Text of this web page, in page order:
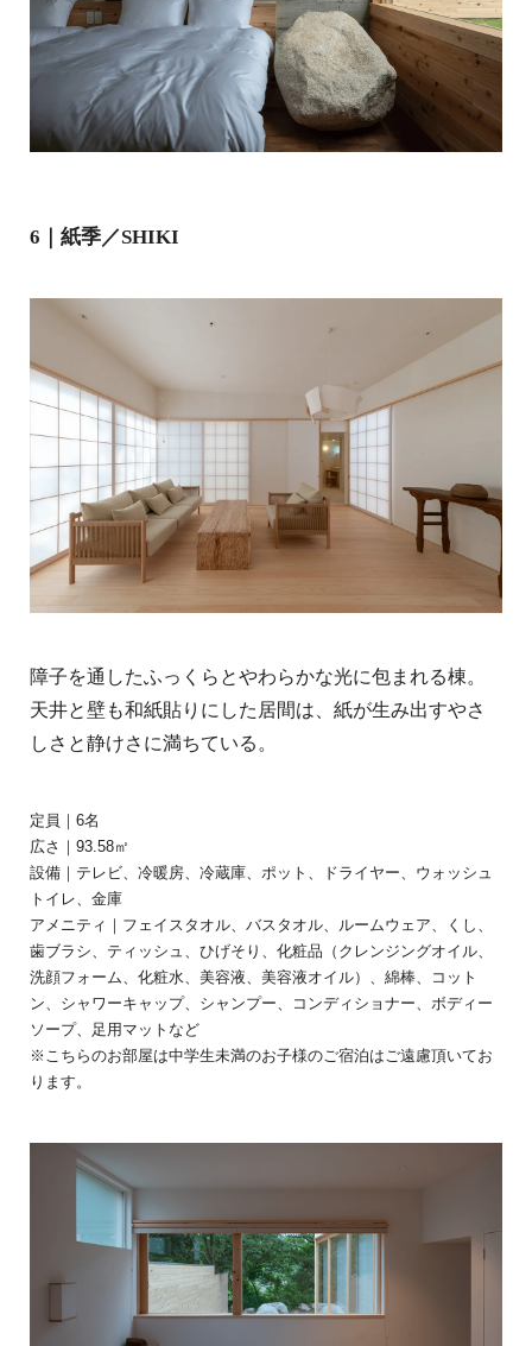
6｜紙季／SHIKI
障子を通したふっくらとやわらかな光に包まれる棟。
天井と壁も和紙貼りにした居間は、紙が生み出すやさ
しさと静けさに満ちている。
定員｜6名
広さ｜93.58㎡
設備｜テレビ、冷暖房、冷蔵庫、ポット、ドライヤー、ウォッシュ
トイレ、金庫
アメニティ｜フェイスタオル、バスタオル、ルームウェア、くし、
歯ブラシ、ティッシュ、ひげそり、化粧品（クレンジングオイル、
洗顔フォーム、化粧水、美容液、美容液オイル）、綿棒、コット
ン、シャワーキャップ、シャンプー、コンディショナー、ボディー
ソープ、足用マットなど
※こちらのお部屋は中学生未満のお子様のご宿泊はご遠慮頂いてお
ります。